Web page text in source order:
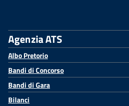
Agenzia ATS
Albo Pretorio
Bandi di Concorso
Bandi di Gara
Bilanci